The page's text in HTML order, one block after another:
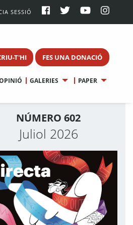
SESSIÓ
T'HI FES UNA DONACIÓ
GALERIES PAPER
NÚMERO 602
Juliol 2026